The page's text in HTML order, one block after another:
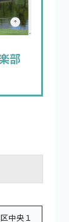
部
中央１